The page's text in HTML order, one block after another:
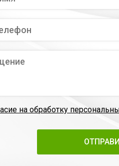
на обработку